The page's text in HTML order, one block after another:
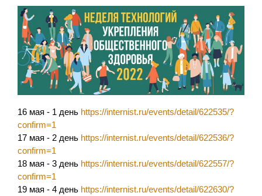
16 мая - 1 день https://internist.ru/events/detail/622535/?
confirm=1
17 мая - 2 день https://internist.ru/events/detail/622536/?
confirm=1
18 мая - 3 день https://internist.ru/events/detail/622557/?
confirm=1
19 мая - 4 день https://internist.ru/events/detail/622630/?